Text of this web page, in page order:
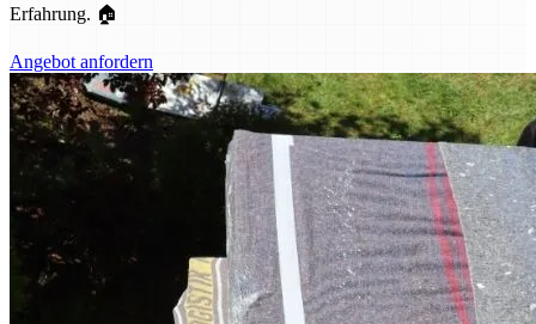
Erfahrung. 🏠
Angebot anfordern